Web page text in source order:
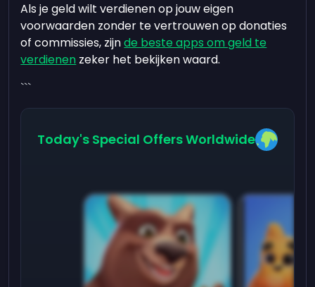
Als je geld wilt verdienen op jouw eigen
voorwaarden zonder te vertrouwen op donaties
of commissies, zijnde beste apps om geld te
verdienen zeker het bekijken waard.
```
Today's Special Offers Worldwide